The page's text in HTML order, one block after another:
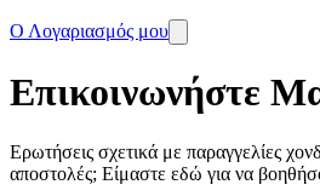
Ο Λογαριασμός μου
Επικοινωνήστε
Ερωτήσεις σχετικά με παραγγελίες
αποστολές; Είμαστε εδώ για να